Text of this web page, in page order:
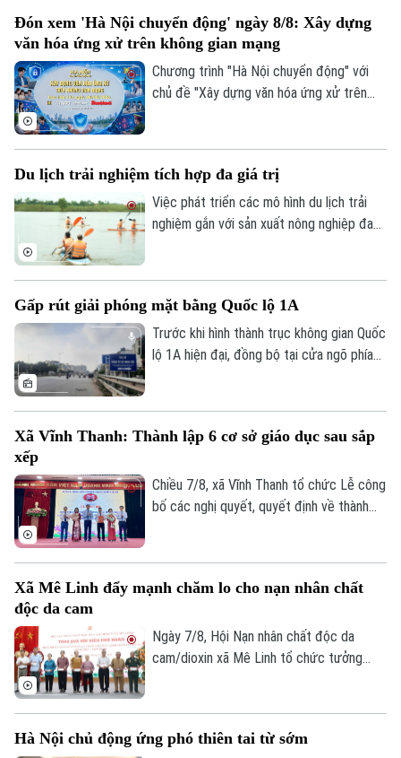
Chuyên mục
Thời sự
Hà Nội
Hà Nội
Nhịp sống Hà Nội
Thế giới
Đón xem 'Hà Nội chuyển động' ngày 8/8: Xây dựng
văn hóa ứng xử trên không gian mạng
Chương trình "Hà Nội chuyển động" với
chủ đề "Xây dựng văn hóa ứng xử trên
hôm nay, ngày 8/8.
Du lịch trải nghiệm tích hợp đa giá trị
Việc phát triển các mô hình du lịch trải
nghiệm gắn với sản xuất nông nghiệp đang
tạo đà phát triển kinh tế nông thôn bền
vững.
Gấp rút giải phóng mặt bằng Quốc lộ 1A
Trước khi hình thành trục không gian Quốc
lộ 1A hiện đại, đồng bộ tại cửa ngõ phía
phương có dự án đi qua đang tập trung
phương án bồi thường, hỗ trợ, tái định cư
và tăng cường đối thoại để tạo đồng
Xã Vĩnh Thanh: Thành lập 6 cơ sở giáo dục sau sắp
xếp
Chiều 7/8, xã Vĩnh Thanh tổ chức Lễ công
bố các nghị quyết, quyết định về thành
Xã Mê Linh đẩy mạnh chăm lo cho nạn nhân chất
độc da cam
Ngày 7/8, Hội Nạn nhân chất độc da
cam/dioxin xã Mê Linh tổ chức tưởng
Hà Nội chủ động ứng phó thiên tai từ sớm